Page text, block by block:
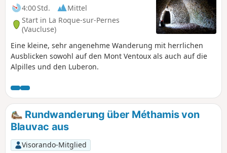
4:00 Std.
Mittel
Start in La Roque-sur-Pernes
(Vaucluse)
Eine kleine, sehr angenehme Wanderung mit herrlichen
Ausblicken sowohl auf den Mont Ventoux als auch auf die
Alpilles und den Luberon.
Rundwanderung über Méthamis von
Blauvac aus
Visorando-Mitglied